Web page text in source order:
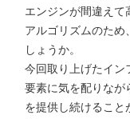
エンジンが間違えて
アルゴリズムのた
しょうか。
今回取り上げたイン
要素に気を配りなが
を提供し続けること